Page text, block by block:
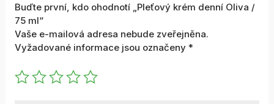
Buďte první, kdo ohodnotí „Pleťový krém denní Oliva /
75 ml“
Vaše e-mailová adresa nebude zveřejněna.
Vyžadované informace jsou označeny *